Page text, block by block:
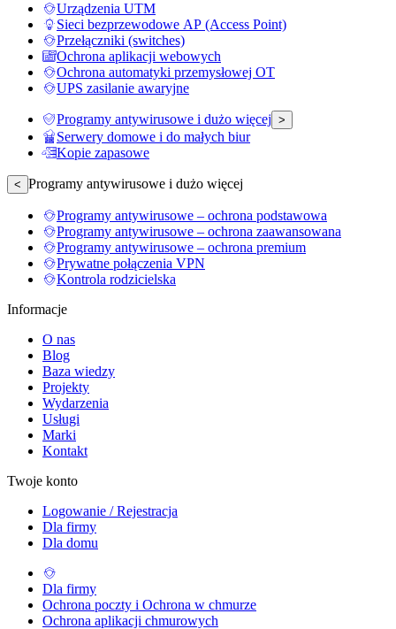
Urządzenia UTM
Sieci bezprzewodowe AP (Access Point)
Przełączniki (switches)
Ochrona aplikacji webowych
Ochrona automatyki przemysłowej OT
UPS zasilanie awaryjne
Programy antywirusowe i dużo więcej >
Serwery domowe i do małych biur
Kopie zapasowe
< Programy antywirusowe i dużo więcej
Programy antywirusowe – ochrona podstawowa
Programy antywirusowe – ochrona zaawansowana
Programy antywirusowe – ochrona premium
Prywatne połączenia VPN
Kontrola rodzicielska
Informacje
O nas
Blog
Baza wiedzy
Projekty
Wydarzenia
Usługi
Marki
Kontakt
Twoje konto
Logowanie / Rejestracja
Dla firmy
Dla domu
Dla firmy
Ochrona poczty i Ochrona w chmurze
Ochrona aplikacji chmurowych